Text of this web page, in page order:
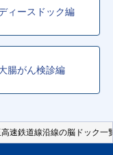
ィースドック編
腸がん検診編
速鉄道線沿線の脳ドック一